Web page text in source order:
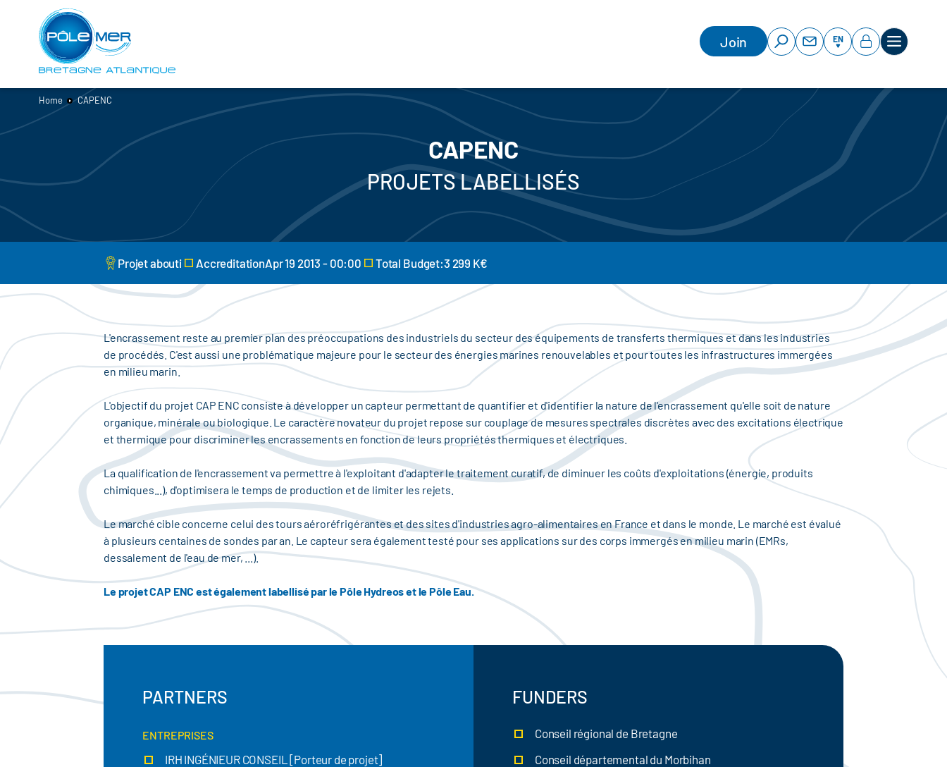
Cookies management panel
Join EN
Home CAPENC
CAPENC
PROJETS LABELLISÉS
Projet abouti AccreditationApr 19 2013 - 00:00 Total Budget:3 299 K€
L'encrassement reste au premier plan des préoccupations des industriels du secteur des équipements de transferts thermiques et dans les industries
de procédés. C'est aussi une problématique majeure pour le secteur des énergies marines renouvelables et pour toutes les infrastructures immergées
en milieu marin.
L'objectif du projet CAP ENC consiste à développer un capteur permettant de quantifier et d'identifier la nature de l'encrassement qu'elle soit de nature
organique, minérale ou biologique. Le caractère novateur du projet repose sur couplage de mesures spectrales discrètes avec des excitations électrique
et thermique pour discriminer les encrassements en fonction de leurs propriétés thermiques et électriques.
La qualification de l'encrassement va permettre à l'exploitant d'adapter le traitement curatif, de diminuer les coûts d'exploitations (énergie, produits
chimiques...), d'optimisera le temps de production et de limiter les rejets.
Le marché cible concerne celui des tours aéroréfrigérantes et des sites d'industries agro-alimentaires en France et dans le monde. Le marché est évalué
à plusieurs centaines de sondes par an. Le capteur sera également testé pour ses applications sur des corps immergés en milieu marin (EMRs,
dessalement de l'eau de mer, ...).
Le projet CAP ENC est également labellisé par le Pôle Hydreos et le Pôle Eau.
PARTNERS
ENTREPRISES
IRH INGÉNIEUR CONSEIL [Porteur de projet]
FUNDERS
Conseil régional de Bretagne
Conseil départemental du Morbihan